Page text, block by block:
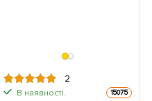
2
В наявності. 15075